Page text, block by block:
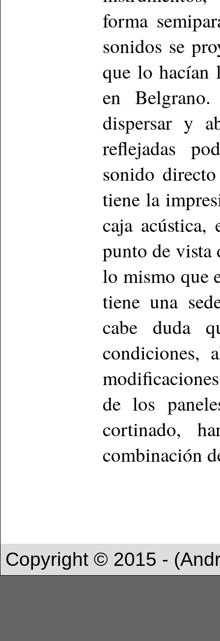
forma
sonidos se
que lo hacían
en
dispersar y
reflejadas
sonido
tiene la
caja acústica,
punto de vista
lo mismo que
tiene una
cabe duda
condiciones,
de los
cortinado,
combinación
Copyright © 2015 -